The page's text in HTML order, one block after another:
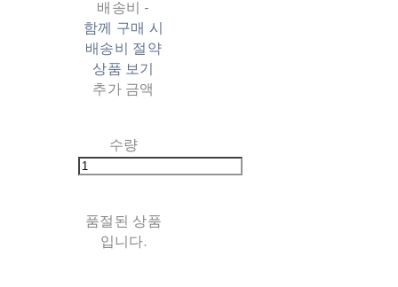
배송비 -
함께 구매 시
배송비 절약
상품 보기
추가 금액
수량
품절된 상품
입니다.